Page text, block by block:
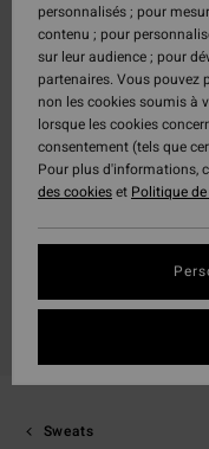
Sweats
personnalisés ; pour
contenu ; pour
sur leur audience ; pour
partenaires. Vous pouvez
non les cookies soumis à
lorsque les cookies
consentement (tels que
Pour plus d'informations,
des cookieset Politique